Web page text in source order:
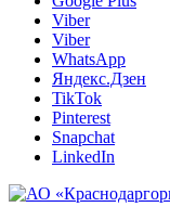
Viber
Viber
WhatsApp
Яндекс.Дзен
TikTok
Pinterest
Snapchat
LinkedIn